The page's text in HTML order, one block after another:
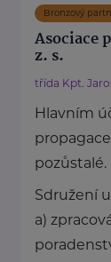
Bronzový
Asociace
z. s.
třída Kpt.
Hlavním
pozůstalé.
Sdružení
a)